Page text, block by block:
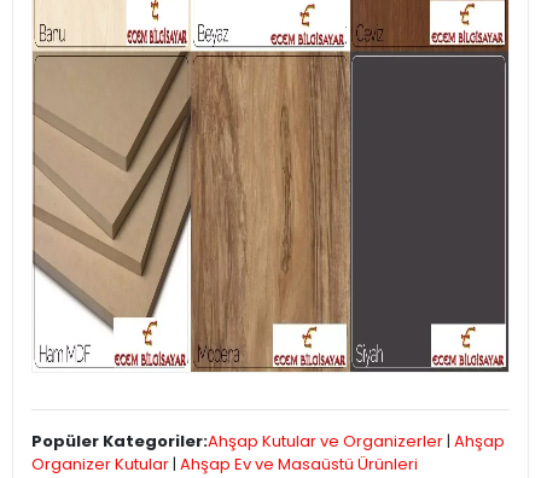
Popüler Kategoriler:Ahşap Kutular ve Organizerler | Ahşap
Organizer Kutular | Ahşap Ev ve Masaüstü Ürünleri